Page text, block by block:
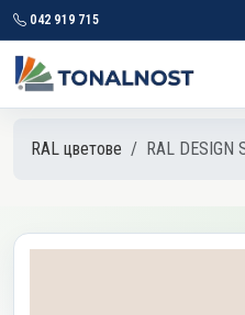
042 919 715
RAL цветове RAL DESIGN